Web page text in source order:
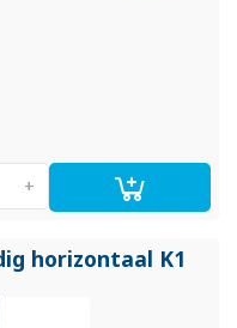
+
horizontaal K1